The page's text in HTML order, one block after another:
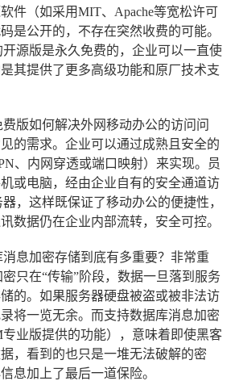
件（如采用MIT、Apache等宽松许可
是公开的，不存在突然收费的可能。
源版是永久免费的，企业可以一直使
其提供了更多高级功能和原厂技术支
版如何解决外网移动办公的访问问
的需求。企业可以通过成熟且安全的
、内网穿透或端口映射）来实现。员
或电脑，经由企业自有的安全通道访
，这样既保证了移动办公的便捷性，
数据仍在企业内部流转，安全可控。
息加密存储到底有多重要？ 非常重
只在“传输”阶段，数据一旦落到服务
的。如果服务器硬盘被盗或被非法访
将一览无余。而支持数据库消息加密
业版提供的功能），意味着即使黑客
，看到的也只是一堆无法破解的密
息加上了最后一道保险。